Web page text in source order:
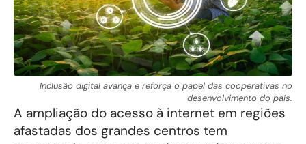
Inclusão digital avança e reforça o papel das cooperativas no
desenvolvimento do país.
A ampliação do acesso à internet em regiões
afastadas dos grandes centros tem